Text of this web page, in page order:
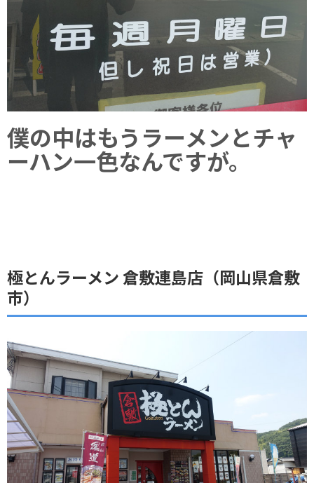
僕の中はもうラーメンとチャ
ーハン一色なんですが。
極とんラーメン 倉敷連島店（岡山県倉敷
市）